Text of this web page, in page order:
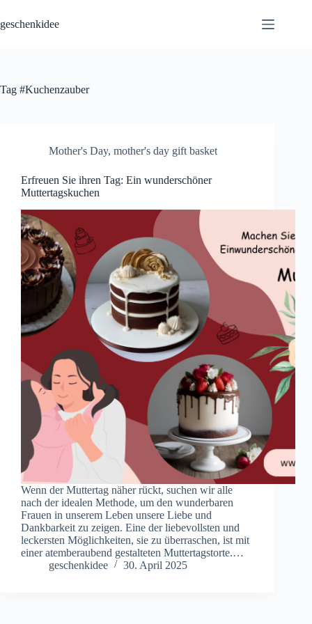
content
geschenkidee
Tag #Kuchenzauber
Mother's Day, mother's day gift basket
Erfreuen Sie ihren Tag: Ein wunderschöner
Muttertagskuchen
Wenn der Muttertag näher rückt, suchen wir alle
nach der idealen Methode, um den wunderbaren
Frauen in unserem Leben unsere Liebe und
Dankbarkeit zu zeigen. Eine der liebevollsten und
leckersten Möglichkeiten, sie zu überraschen, ist mit
einer atemberaubend gestalteten Muttertagstorte.…
geschenkidee
30. April 2025